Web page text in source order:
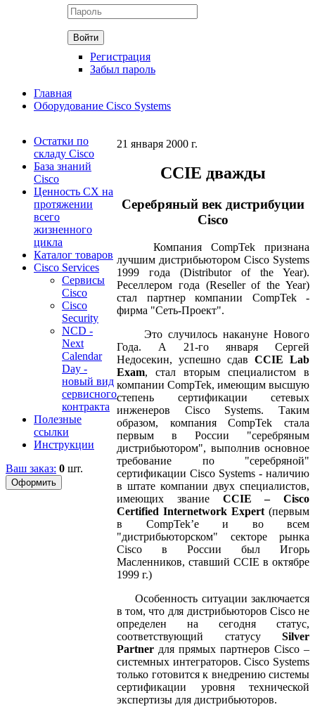
Регистрация
Забыл пароль
Главная
Оборудование Cisco Systems
Остатки по
складу Cisco
База знаний
Cisco
Ценность CX на
протяжении
всего
жизненного
цикла
Каталог товаров
Cisco Services
Сервисы
Cisco
Cisco
Security
NCD -
Next
Calendar
Day -
новый вид
сервисного
контракта
Полезные
ссылки
Инструкции
Ваш заказ: 0 шт.
21 января 2000 г.
CCIE дважды
Серебряный век дистрибуции
Cisco
Компания CompTek признана
лучшим дистрибьютором Cisco Systems
1999 года (Distributor of the Year).
Реселлером года (Reseller of the Year)
стал партнер компании CompTek -
фирма "Сеть-Проект".
Это случилось накануне Нового
Года. А 21-го января Сергей
Недосекин, успешно сдав CCIE Lab
Exam, стал вторым специалистом в
компании CompTek, имеющим высшую
степень сертификации сетевых
инженеров Cisco Systems. Таким
образом, компания CompTek стала
первым в России "серебряным
дистрибьютором", выполнив основное
требование по "серебряной"
сертификации Cisco Systems - наличию
в штате компании двух специалистов,
имеющих звание CCIE – Cisco
Certified Internetwork Expert (первым
в CompTek’е и во всем
"дистрибьюторском" секторе рынка
Cisco в России был Игорь
Масленников, ставший CCIE в октябре
1999 г.)
Особенность ситуации заключается
в том, что для дистрибьюторов Cisco не
определен на сегодня статус,
соответствующий статусу Silver
Partner для прямых партнеров Cisco –
системных интеграторов. Cisco Systems
только готовится к внедрению системы
сертификации уровня технической
экспертизы для дистрибьюторов.